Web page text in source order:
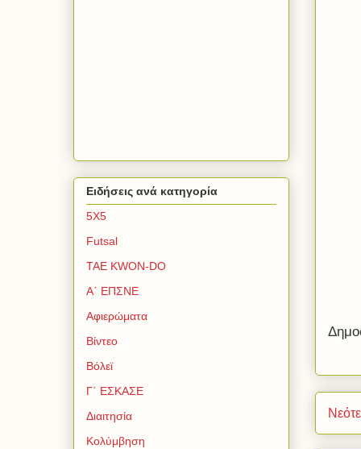
Ειδήσεις ανά κατηγορία
5Χ5
Futsal
TAE KWON-DO
Α΄ ΕΠΣΝΕ
Αφιερώματα
Βίντεο
Βόλεϊ
Γ΄ ΕΣΚΑΣΕ
Διαιτησία
Κολύμβηση